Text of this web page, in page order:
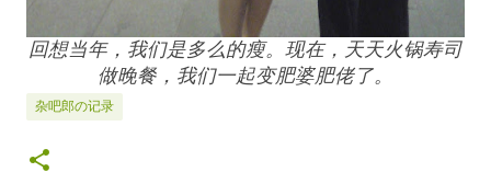
回想当年，我们是多么的瘦。现在，天天火锅寿司
做晚餐，我们一起变肥婆肥佬了。
杂吧郎の记录